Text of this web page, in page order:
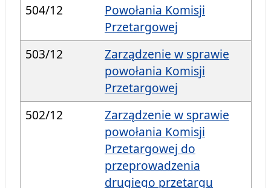
504/12
Powołania Komisji
Przetargowej
503/12
Zarządzenie w sprawie
powołania Komisji
Przetargowej
502/12
Zarządzenie w sprawie
powołania Komisji
Przetargowej do
przeprowadzenia
drugiego przetargu